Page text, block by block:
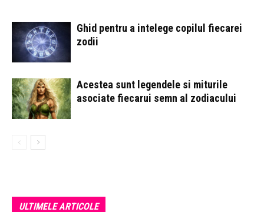
Ghid pentru a intelege copilul fiecarei
zodii
Acestea sunt legendele si miturile
asociate fiecarui semn al zodiacului
ULTIMELE ARTICOLE